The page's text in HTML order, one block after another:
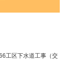
工区下水道工事（交